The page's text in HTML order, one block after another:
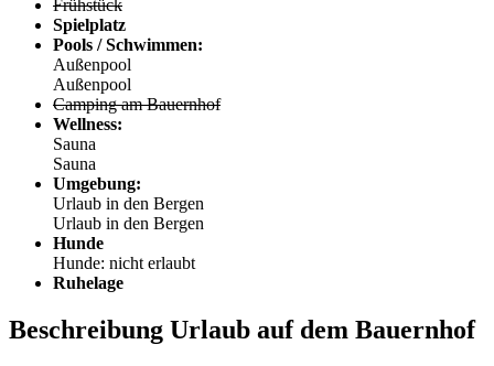
Frühstück
Spielplatz
Pools / Schwimmen:
Außenpool
Außenpool
Camping am Bauernhof
Wellness:
Sauna
Sauna
Umgebung:
Urlaub in den Bergen
Urlaub in den Bergen
Hunde
Hunde: nicht erlaubt
Ruhelage
Beschreibung Urlaub auf dem Bauernhof